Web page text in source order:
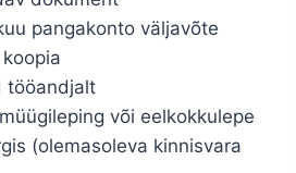
pangakonto väljavõte
tööandjalt
või eelkokkulepe
(olemasoleva kinnisvara